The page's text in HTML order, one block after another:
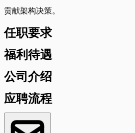
贡献架构决策。
任职要求
福利待遇
公司介绍
应聘流程